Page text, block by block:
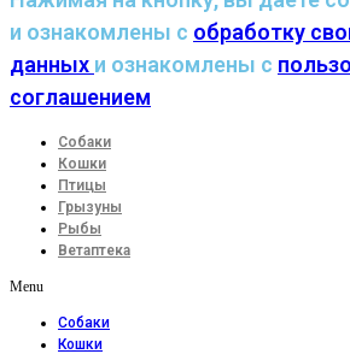
и ознакомлены с обработку
данных и ознакомлены с
соглашением
Собаки
Кошки
Птицы
Грызуны
Рыбы
Ветаптека
Menu
Собаки
Кошки